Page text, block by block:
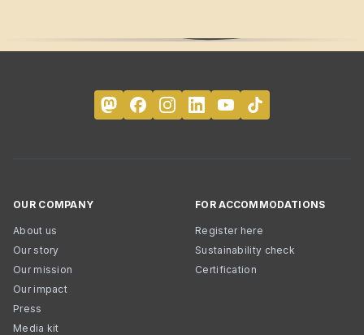
OUR COMPANY
About us
Our story
Our mission
Our impact
Press
Media kit
FOR ACCOMMODATIONS
Register here
Sustainability check
Certification